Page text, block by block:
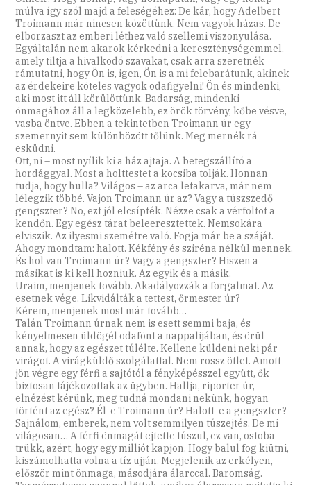
múlva így szól majd a feleségéhez: De kár, hogy Adelbert
Troimann már nincsen közöttünk. Nem vagyok házas. De
elborzaszt az emberi léthez való szellemi viszonyulása.
Egyáltalán nem akarok kérkedni a kereszténységemmel,
amely tiltja a hivalkodó szavakat, csak arra szeretnék
rámutatni, hogy Ön is, igen, Ön is a mi felebarátunk, akinek
az érdekeire köteles vagyok odafigyelni! Ön és mindenki,
aki most itt áll körülöttünk. Badarság, mindenki
önmagához áll a legközelebb, ez örök törvény, kőbe vésve,
vasba öntve. Ebben a tekintetben Troimann úr egy
szemernyit sem különbözött tőlünk. Meg mernék rá
esküdni.
Ott, ni – most nyílik ki a ház ajtaja. A betegszállító a
hordággyal. Most a holttestet a kocsiba tolják. Honnan
tudja, hogy hulla? Világos – az arca letakarva, már nem
lélegzik többé. Vajon Troimann úr az? Vagy a túszszedő
gengszter? No, ezt jól elcsípték. Nézze csak a vérfoltot a
kendőn. Egy egész tárat beleeresztettek. Nemsokára
elviszik. Az ilyesmi szemétre való. Fogja már be a száját.
Ahogy mondtam: halott. Kékfény és sziréna nélkül mennek.
És hol van Troimann úr? Vagy a gengszter? Hiszen a
másikat is ki kell hozniuk. Az egyik és a másik.
Uraim, menjenek tovább. Akadályozzák a forgalmat. Az
esetnek vége. Likvidálták a tettest, őrmester úr?
Kérem, menjenek most már tovább…
Talán Troimann úrnak nem is esett semmi baja, és
kényelmesen üldögél odafönt a nappalijában, és örül
annak, hogy az egészet túlélte. Kellene küldeni neki pár
virágot. A virágküldő szolgálattal. Nem rossz ötlet. Amott
jön végre egy férfi a sajtótól a fényképésszel együtt, ők
biztosan tájékozottak az ügyben. Hallja, riporter úr,
elnézést kérünk, meg tudná mondani nekünk, hogyan
történt az egész? Él-e Troimann úr? Halott-e a gengszter?
Sajnálom, emberek, nem volt semmilyen túszejtés. De mi
világosan… A férfi önmagát ejtette túszul, ez van, ostoba
trükk, azért, hogy egy milliót kapjon. Hogy balul fog kiütni,
kiszámolhatta volna a tíz ujján. Megjelenik az erkélyen,
először mint önmaga, másodjára álarccal. Baromság.